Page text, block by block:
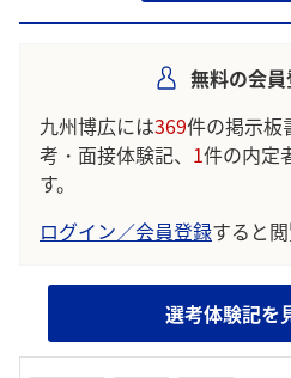
無料の会
九州博広には369件の掲示板
考・面接体験記、 1件の内定
す。
ログイン／会員登録すると閲
選考体験記を